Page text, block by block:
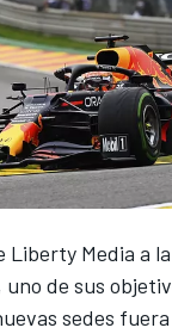
Liberty Media a
de sus
sedes